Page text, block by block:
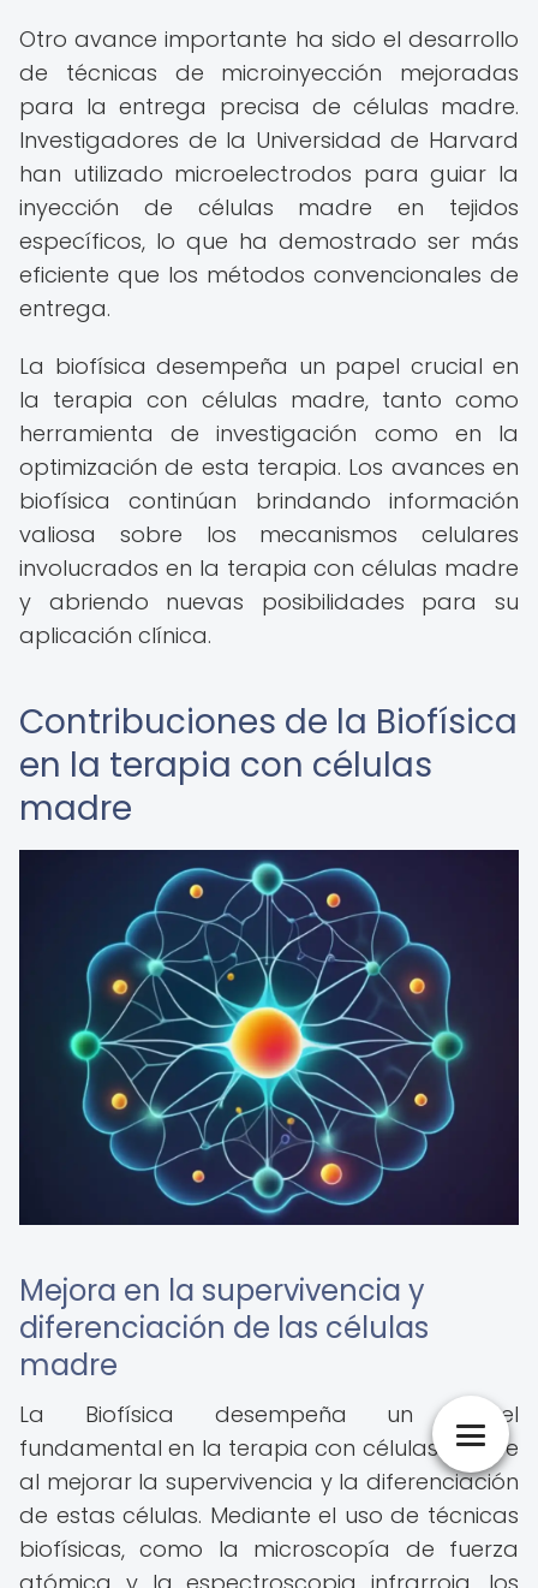
Otro avance importante ha sido el desarrollo
de técnicas de microinyección mejoradas
para la entrega precisa de células madre.
Investigadores de la Universidad de Harvard
han utilizado microelectrodos para guiar la
inyección de células madre en tejidos
específicos, lo que ha demostrado ser más
eficiente que los métodos convencionales de
entrega.
La biofísica desempeña un papel crucial en
la terapia con células madre, tanto como
herramienta de investigación como en la
optimización de esta terapia. Los avances en
biofísica continúan brindando información
valiosa sobre los mecanismos celulares
involucrados en la terapia con células madre
y abriendo nuevas posibilidades para su
aplicación clínica.
Contribuciones de la Biofísica
en la terapia con células
madre
Mejora en la supervivencia y
diferenciación de las células
madre
La Biofísica desempeña un papel
fundamental en la terapia con células madre
al mejorar la supervivencia y la diferenciación
de estas células. Mediante el uso de técnicas
biofísicas, como la microscopía de fuerza